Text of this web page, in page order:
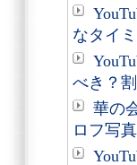
なタイ
べき？
華の
ロフ写